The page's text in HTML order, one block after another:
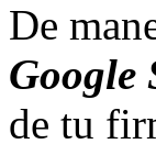
De
Google
de tu